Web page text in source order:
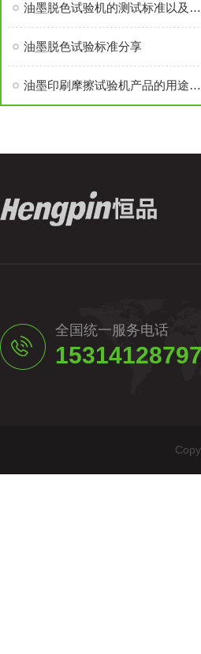
油墨脱色试验机的测试标准以及测试方法
油墨脱色试验标准分享
油墨印刷摩擦试验机产品的用途功能和特点
全国统一服务电话
15314128797